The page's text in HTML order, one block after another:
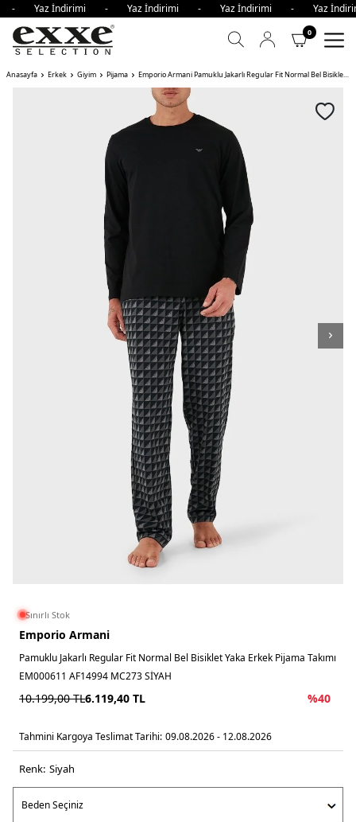
- Yaz İndirimi - Yaz İndirimi - Yaz İndirimi - Yaz
0
Anasayfa Erkek Giyim Pijama Emporio Armani Pamuklu Jakarlı Regular Fit Normal Bel Bisiklet Yaka Erkek Pijama Takımı
Sınırlı Stok
Emporio Armani
Pamuklu Jakarlı Regular Fit Normal Bel Bisiklet Yaka Erkek Pijama Takımı
EM000611 AF14994 MC273 SİYAH
10.199,00TL6.119,40 TL %40
Tahmini Kargoya Teslimat Tarihi: 09.08.2026 - 12.08.2026
Renk: si̇yah